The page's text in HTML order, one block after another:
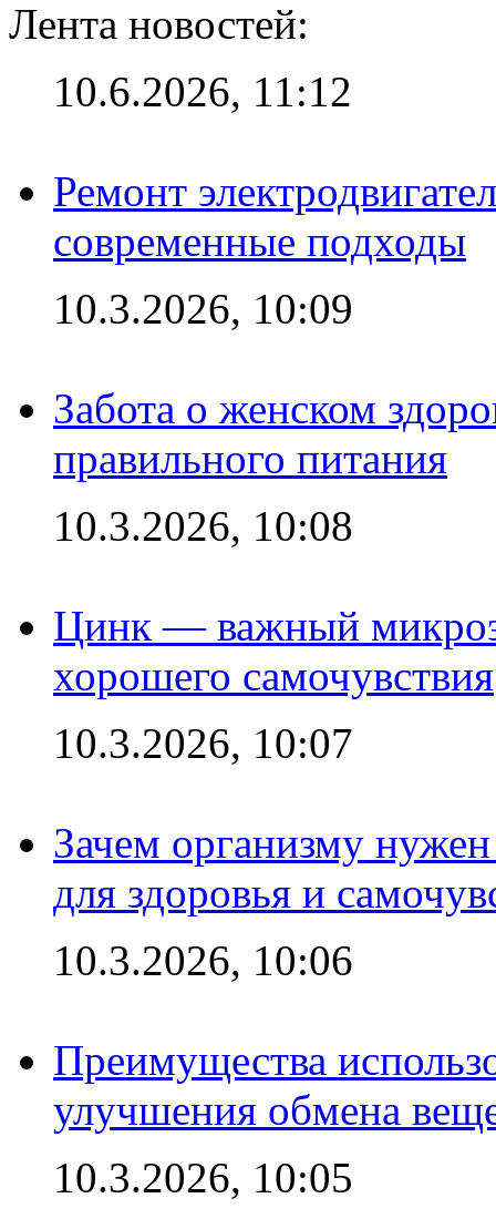
Лента новостей:
10.6.2026, 11:12
Ремонт
современные подходы
10.3.2026, 10:09
Забота о женском
правильного питания
10.3.2026, 10:08
Цинк — важный
хорошего самочувствия
10.3.2026, 10:07
Зачем организму
для здоровья и
10.3.2026, 10:06
Преимущества
улучшения обмена
10.3.2026, 10:05